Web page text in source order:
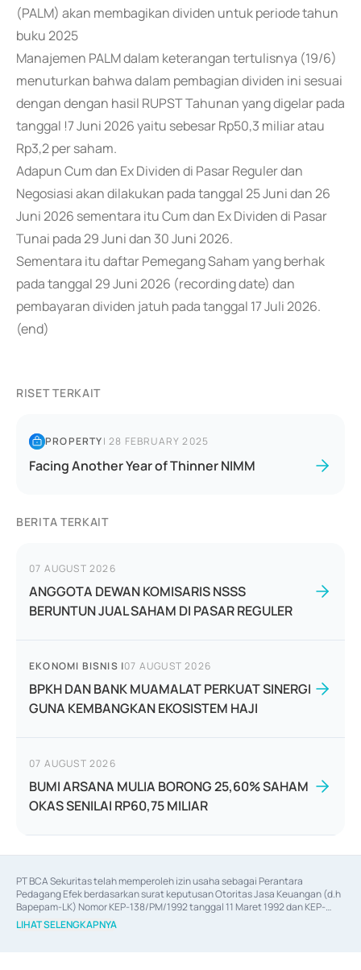
(PALM) akan membagikan dividen untuk periode tahun
buku 2025
Manajemen PALM dalam keterangan tertulisnya (19/6)
menuturkan bahwa dalam pembagian dividen ini sesuai
dengan dengan hasil RUPST Tahunan yang digelar pada
tanggal !7 Juni 2026 yaitu sebesar Rp50,3 miliar atau
Rp3,2 per saham.
Adapun Cum dan Ex Dividen di Pasar Reguler dan
Negosiasi akan dilakukan pada tanggal 25 Juni dan 26
Juni 2026 sementara itu Cum dan Ex Dividen di Pasar
Tunai pada 29 Juni dan 30 Juni 2026.
Sementara itu daftar Pemegang Saham yang berhak
pada tanggal 29 Juni 2026 (recording date) dan
pembayaran dividen jatuh pada tanggal 17 Juli 2026.
(end)
RISET TERKAIT
PROPERTY|28 FEBRUARY 2025
Facing Another Year of Thinner NIMM
BERITA TERKAIT
07 AUGUST 2026
ANGGOTA DEWAN KOMISARIS NSSS
BERUNTUN JUAL SAHAM DI PASAR REGULER
EKONOMI BISNIS |07 AUGUST 2026
BPKH DAN BANK MUAMALAT PERKUAT SINERGI
GUNA KEMBANGKAN EKOSISTEM HAJI
07 AUGUST 2026
BUMI ARSANA MULIA BORONG 25,60% SAHAM
OKAS SENILAI RP60,75 MILIAR
PT BCA Sekuritas telah memperoleh izin usaha sebagai Perantara
Pedagang Efek berdasarkan surat keputusan Otoritas Jasa Keuangan (d.h
Bapepam-LK) Nomor KEP-138/PM/1992 tanggal 11 Maret 1992 dan KEP-
06/D.04/2014 tanggal 28 Februari 2014, izin usaha sebagai Penjamin Emisi
Efek berdasarkan surat keputusan Otoritas Jasa Keuangan Nomor KEP-
LIHAT SELENGKAPNYA